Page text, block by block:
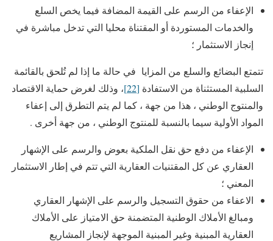
الإعفاء من الرسم على القيمة المضافة فيما يخص السلع
والخدمات المستوردة أو المقتناة محليا التي تدخل مباشرة في
إنجاز الاستثمار ؛
تتمتع البضائع والسلع من المزايا في حالة ما إذا لم تُلحق بالقائمة
السلبية المستثناة من الاستفادة [22]
، وذلك لغرض حماية الاقتصاد
والمنتوج الوطني ، هذا من جهة ، كما لم يتم التطرق إلى إعفاء
المواد الأولية سيما بالنسبة للمنتوج الوطني ، من جهة أخرى .
الإعفاء من دفع حق نقل الملكية بعوض والرسم على الإشهار
العقاري عن كل المقتنيات العقارية التي تتم في إطار الاستثمار
المعني ؛
الاعفاء من حقوق التسجيل والرسم على الإشهار العقاري
ومبالغ الأملاك الوطنية المتضمنة حق الامتياز على الأملاك
العقارية المبنية وغير المبنية الموجهة لإنجاز المشاريع